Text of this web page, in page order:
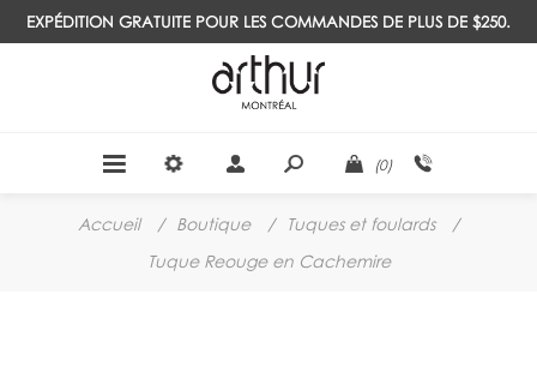
EXPÉDITION GRATUITE POUR LES COMMANDES DE PLUS DE $250.
(0)
Accueil / Boutique / Tuques et foulards
/
Tuque Reouge en Cachemire